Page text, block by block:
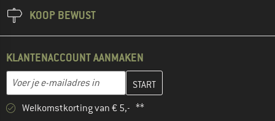
KOOP BEWUST
KLANTENACCOUNT AANMAKEN
E-mailadres
Vul je e-mailadres hier in en maak in de volgende stap je
Welkomstkorting van € 5,- **